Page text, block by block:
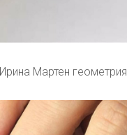
Ирина Мартен геометрия